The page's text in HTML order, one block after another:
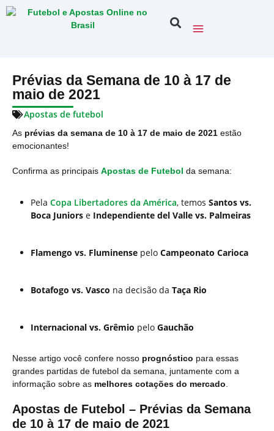
Prévias da Semana de 10 à 17 de
maio de 2021
Apostas de futebol
As prévias da semana de 10 à 17 de maio de 2021 estão
emocionantes!
Confirma as principais Apostas de Futebol da semana:
Pela Copa Libertadores da América, temos Santos vs.
Boca Juniors e Independiente del Valle vs. Palmeiras
Flamengo vs. Fluminense pelo Campeonato Carioca
Botafogo vs. Vasco na decisão da Taça Rio
Internacional vs. Grêmio pelo Gauchão
Nesse artigo você confere nosso prognóstico para essas
grandes partidas de futebol da semana, juntamente com a
informação sobre as melhores cotações do mercado
Apostas de Futebol – Prévias da Semana
de 10 à 17 de maio de 2021